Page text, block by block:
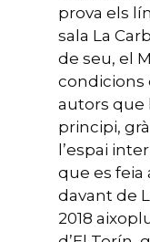
prova els
sala La
de seu, el
condicions
autors que
principi,
l’espai
que es feia
davant de
2018